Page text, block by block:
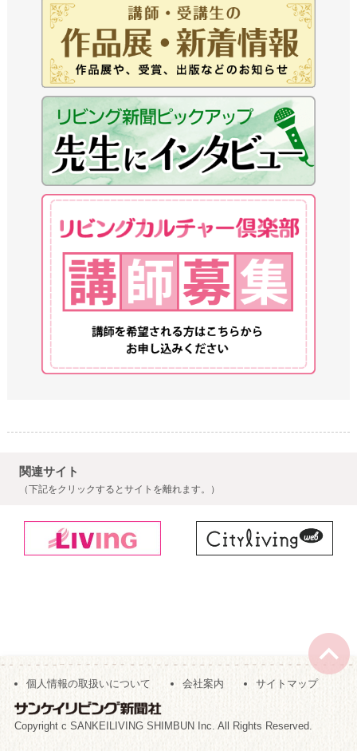
関連サイト
（下記をクリックするとサイトを離れます。）
個人情報の取扱いについて 会社案内 サイトマップ
Copyright c SANKEILIVING SHIMBUN Inc. All Rights Reserved.